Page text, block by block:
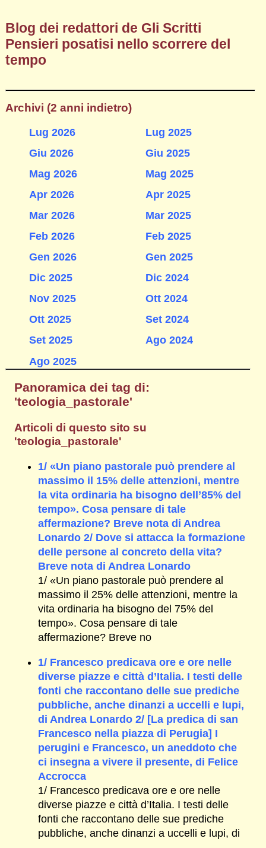
Blog dei redattori de Gli Scritti
Pensieri posatisi nello scorrere del
tempo
Archivi (2 anni indietro)
Lug 2026
Giu 2026
Mag 2026
Apr 2026
Mar 2026
Feb 2026
Gen 2026
Dic 2025
Nov 2025
Ott 2025
Set 2025
Ago 2025
Lug 2025
Giu 2025
Mag 2025
Apr 2025
Mar 2025
Feb 2025
Gen 2025
Dic 2024
Ott 2024
Set 2024
Ago 2024
Panoramica dei tag di:
'teologia_pastorale'
Articoli di questo sito su
'teologia_pastorale'
1/ «Un piano pastorale può prendere al
massimo il 15% delle attenzioni, mentre
la vita ordinaria ha bisogno dell’85% del
tempo». Cosa pensare di tale
affermazione? Breve nota di Andrea
Lonardo 2/ Dove si attacca la formazione
delle persone al concreto della vita?
Breve nota di Andrea Lonardo
1/ «Un piano pastorale può prendere al
massimo il 25% delle attenzioni, mentre la
vita ordinaria ha bisogno del 75% del
tempo». Cosa pensare di tale
affermazione? Breve no
1/ Francesco predicava ore e ore nelle
diverse piazze e città d’Italia. I testi delle
fonti che raccontano delle sue prediche
pubbliche, anche dinanzi a uccelli e lupi,
di Andrea Lonardo 2/ [La predica di san
Francesco nella piazza di Perugia] I
perugini e Francesco, un aneddoto che
ci insegna a vivere il presente, di Felice
Accrocca
1/ Francesco predicava ore e ore nelle
diverse piazze e città d’Italia. I testi delle
fonti che raccontano delle sue prediche
pubbliche, anche dinanzi a uccelli e lupi, di